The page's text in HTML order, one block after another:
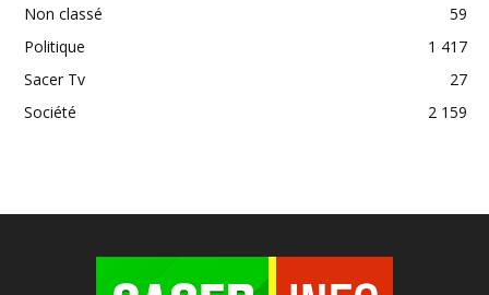
Non classé
59
Politique
1 417
Sacer Tv
27
Société
2 159